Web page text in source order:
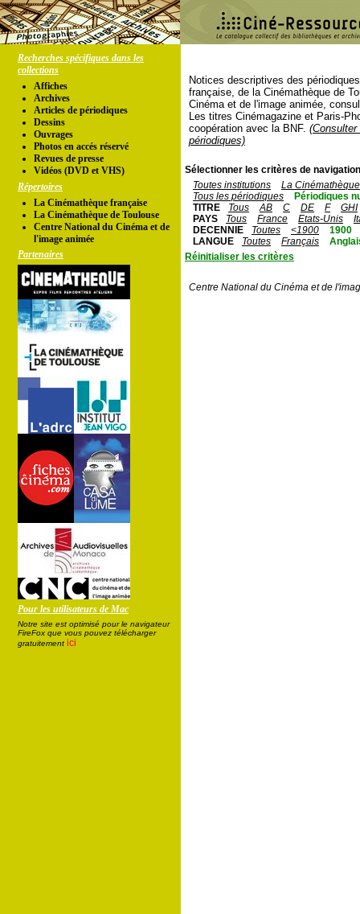
Recherches spécifiques dans les
collections
Affiches
Archives
Articles de périodiques
Dessins
Ouvrages
Photos en accés réservé
Revues de presse
Vidéos (DVD et VHS)
Répertoires
La Cinémathèque française
La Cinémathèque de Toulouse
Centre National du Cinéma et de
l'image animée
Partenaires
Pour les utilisateurs de Mac
Notre site est optimisé pour le navigateur
FireFox que vous pouvez télécharger
gratuitement ici
Notices descriptives des
française, de la Cinémathèque de
Cinéma et de l'image animée,
Les titres Cinémagazine et Paris-
coopération avec la BNF.
périodiques)
Sélectionner les critères de
Toutes institutions
La
Tous les périodiques
Périodiques
TITRE
Tous AB C DE F
GHI
PAYS
Tous France Etats-Unis
DECENNIE
Toutes <1900
1900
LANGUE
Toutes Français
Réinitialiser les critères
Centre National du Cinéma et de